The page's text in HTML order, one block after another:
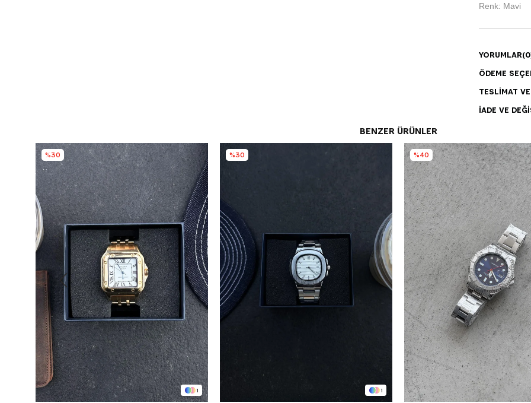
Renk: Mavi
YORUMLAR
ÖDEME
TESLIMAT
İADE VE
BENZER ÜRÜNLER
1
%30
1
%30 %40